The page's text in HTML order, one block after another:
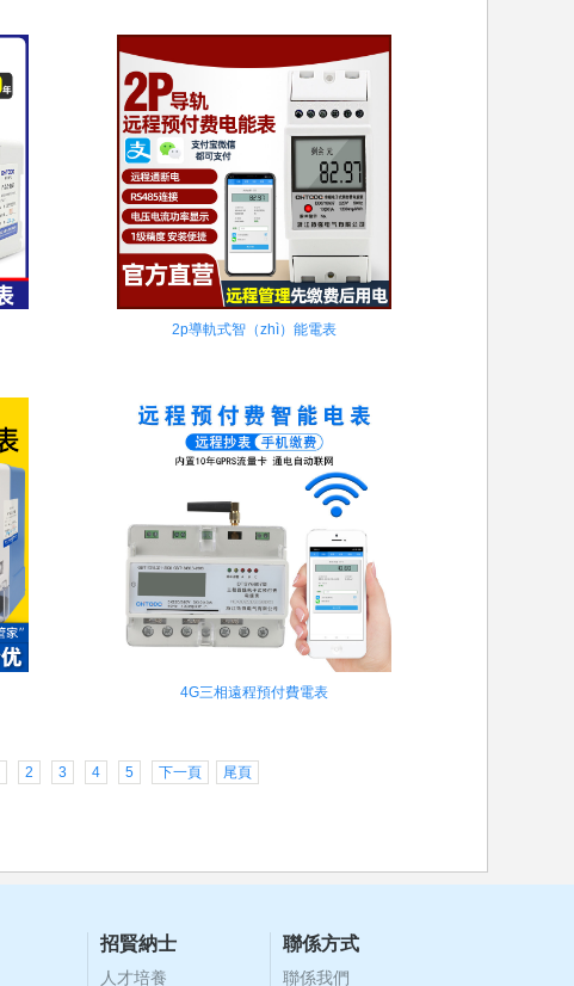
2p導軌式智（zhì）能電表
4G三相遠程預付費電表
2 3 4 5 下一頁 尾頁
招賢納士
人才培養
聯係方式
聯係我們